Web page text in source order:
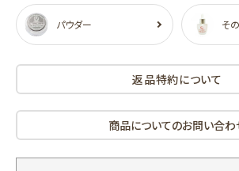
パウダー そ
返品特約について
商品についてのお問い合わ